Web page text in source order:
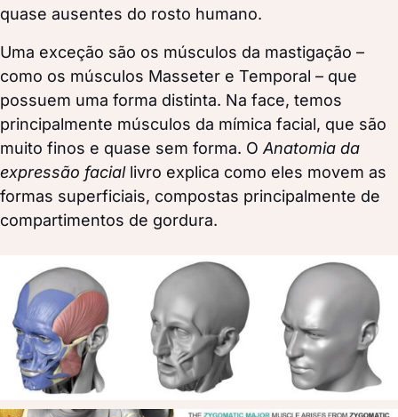
quase ausentes do rosto humano.
Uma exceção são os músculos da mastigação –
como os músculos Masseter e Temporal – que
possuem uma forma distinta. Na face, temos
principalmente músculos da mímica facial, que são
muito finos e quase sem forma. O Anatomia da
expressão facial livro explica como eles movem as
formas superficiais, compostas principalmente de
compartimentos de gordura.